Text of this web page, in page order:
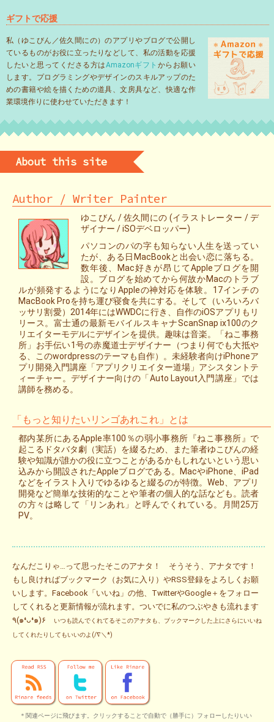
ギフトで応援
私（ゆこびん／佐久間にの）のアプリやブログで公開し
ているものがお役に立ったりなどして、私の活動を応援
したいと思ってくださる方はAmazonギフト からお願い
します。プログラミングやデザインのスキルアップのた
めの書籍や絵を描くための道具、文房具など、快適な作
業環境作りに使わせていただきます！
About this site
Author / Writer Painter
ゆこびん / 佐久間にの (イラストレーター / デ
ザイナー / iSOデベロッパー)
パソコンのパの字も知らない人生を送ってい
たが、ある日MacBookと出会い恋に落ちる。
数年後、Mac好きが昂じてAppleブログを開
設。ブログを始めてから何故かMacのトラブ
ルが頻発するようになりAppleの神対応を体験。17インチの
MacBook Proを持ち運び寝食を共にする。そして（いろいろバ
ッサリ割愛）2014年にはWWDCに行き、自作のiOSアプリもリ
リース。富士通の最新モバイルスキャナScanSnap ix100のク
リエイターモデルにデザインを提供。趣味は音楽。「ねこ事務
所」お手伝い1号の赤魔道士デザイナー（つまり何でも大抵や
る、このwordpressのテーマも自作）。未経験者向けiPhoneア
プリ開発入門講座「アプリクリエイター道場」アシスタントテ
ィーチャー。デザイナー向けの「Auto Layout入門講座」では
講師を務める。
「もっと知りたいリンゴあれこれ」とは
都内某所にあるApple率100％の弱小事務所『ねこ事務所』で
起こるドタバタ劇（実話）を綴るため、また筆者ゆこびんの経
験や知識が誰かの役に立つことがあるかもしれないという思い
込みから開設されたAppleブログである。MacやiPhone、iPad
などをイラスト入りでゆるゆると綴るのが特徴。Web、アプリ
開発など簡単な技術的なことや筆者の個人的な話なども。読者
の方々は略して「リンあれ」と呼んでくれている。月間25万
PV。
なんだこりゃ…って思ったそこのアナタ！ そうそう、アナタです！
もし良ければブックマーク（お気に入り）やRSS登録をよろしくお願
いします。Facebook「いいね」の他、TwitterやGoogle＋をフォロー
してくれると更新情報が流れます。ついでに私のつぶやきも流れます
٩(๑❛ᴗ❛๑)۶
いつも読んでくれてるそこのアナタも、ブックマークした上にさらにいいね
してくれたりしてもいいのよ(/∇＼*)
＊関連ページに飛びます。クリックすることで自動で（勝手に）フォローしたりいい